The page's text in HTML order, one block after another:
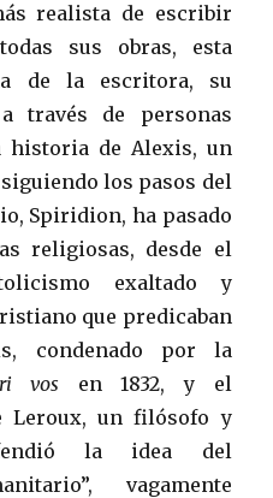
realista de escribir
sus obras, esta
de la escritora, su
través de personas
historia de Alexis, un
los pasos del
Spiridion, ha pasado
religiosas, desde el
exaltado y
que predicaban
condenado por la
vos en 1832, y el
Leroux, un filósofo y
la idea del
vagamente